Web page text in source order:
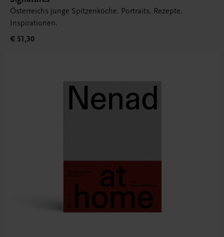
Österreichs junge Spitzenköche. Portraits. Rezepte.
Inspirationen.
€ 51,30